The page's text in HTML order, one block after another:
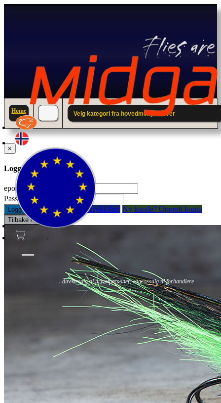
Fluefiske Fluebinding Kurs & Guiding
- direktesalg til privatpersoner, engrossalg til forhandlere
Home Velg kategori fra hovedmenyen over
×
Logg inn til din konto.
epostadresse:
Passord:
Logg inn Glemt passord? Trykk her. Ny kunde? Opprett konto
Tilbake / Lukk